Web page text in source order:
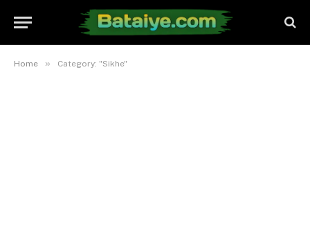
Home » Category: "Sikhe"